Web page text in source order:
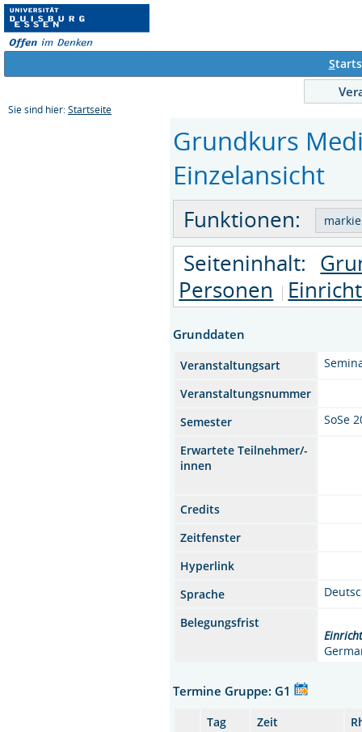
S
Sie sind hier: Startseite
Grundkurs
Einzelansicht
Funktionen:
Seiteninhalt:
Personen
Grunddaten
Veranstaltungsart
Veranstaltungsnummer
Semester
SoSe
Erwartete Teilnehmer/-
innen
Credits
Zeitfenster
Hyperlink
Sprache
Belegungsfrist
Termine Gruppe: G1
Tag Zeit